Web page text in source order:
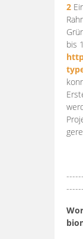
2
bis